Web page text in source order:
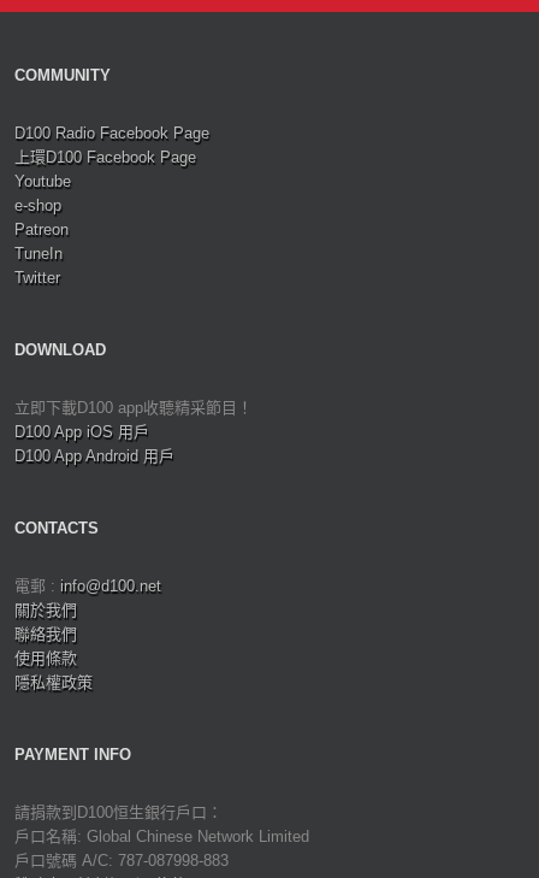
COMMUNITY
D100 Radio Facebook Page
上環D100 Facebook Page
Youtube
e-shop
Patreon
TuneIn
Twitter
DOWNLOAD
立即下載D100 app收聽精采節目！
D100 App iOS 用戶
D100 App Android 用戶
CONTACTS
電郵 : info@d100.net
關於我們
聯絡我們
使用條款
隱私權政策
PAYMENT INFO
請捐款到D100恒生銀行戶口：
戶口名稱: Global Chinese Network Limited
戶口號碼 A/C: 787-087998-883